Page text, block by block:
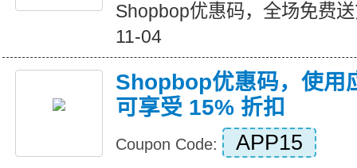
Shopbop优惠码，全场免费
11-04
Shopbop优惠码，使用
可享受 15% 折扣
Coupon Code: APP15